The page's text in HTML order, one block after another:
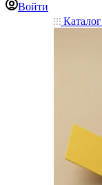
Войти
Каталог